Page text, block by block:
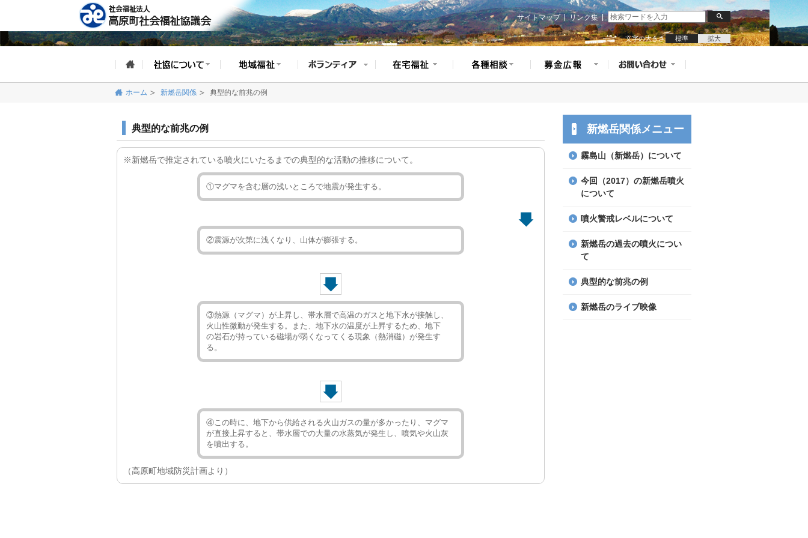
サイトマップ リンク集
文字の大きさ 標準 拡大
ホーム 新燃岳関係 典型的な前兆の例
典型的な前兆の例
※新燃岳で推定されている噴火にいたるまでの典型的な活動の推移について。
①マグマを含む層の浅いところで地震が発生する。
②震源が次第に浅くなり、山体が膨張する。
③熱源（マグマ）が上昇し、帯水層で高温のガスと地下水が接触し、
火山性微動が発生する。また、地下水の温度が上昇するため、地下
の岩石が持っている磁場が弱くなってくる現象（熱消磁）が発生す
る。
④この時に、地下から供給される火山ガスの量が多かったり、マグマ
が直接上昇すると、帯水層での大量の水蒸気が発生し、噴気や火山灰
を噴出する。
（高原町地域防災計画より）
新燃岳関係メニュー
霧島山（新燃岳）について
今回（2017）の新燃岳噴火
について
噴火警戒レベルについて
新燃岳の過去の噴火につい
て
典型的な前兆の例
新燃岳のライブ映像